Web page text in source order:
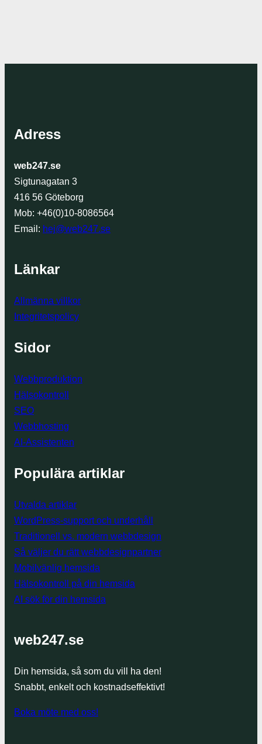
Adress
web247.se
Sigtunagatan 3
416 56 Göteborg
Mob: +46(0)10-8086564
Email: hej@web247.se
Länkar
Allmänna villkor
Integritetspolicy
Sidor
Webbproduktion
Hälsokontroll
SEO
Webbhosting
AI-Assistenten
Populära artiklar
Utvalda artiklar
WordPress-support och underhåll
Traditionell vs. modern webbdesign
Så väljer du rätt webbdesignpartner
Mobilvänlig hemsida
Hälsokontroll på din hemsida
AI sök för din hemsida
web247.se
Din hemsida, så som du vill ha den!
Snabbt, enkelt och kostnadseffektivt!
Boka möte med oss!